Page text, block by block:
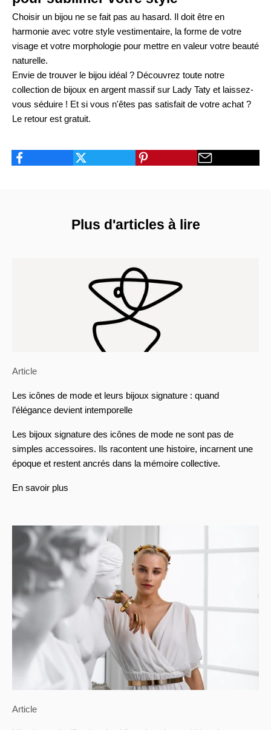
Choisir un bijou ne se fait pas au hasard. Il doit être en
harmonie avec votre style vestimentaire, la forme de votre
visage et votre morphologie pour mettre en valeur votre beauté
naturelle.
Envie de trouver le bijou idéal ? Découvrez toute notre
collection de bijoux en argent massif sur Lady Taty et laissez-
vous séduire ! Et si vous n'êtes pas satisfait de votre achat ?
Le retour est gratuit.
Plus d'articles à lire
Article
Les icônes de mode et leurs bijoux signature : quand
l’élégance devient intemporelle
Les bijoux signature des icônes de mode ne sont pas de
simples accessoires. Ils racontent une histoire, incarnent une
époque et restent ancrés dans la mémoire collective.
En savoir plus
Article